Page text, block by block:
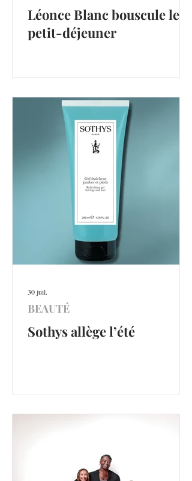
Léonce Blanc bouscule le
petit-déjeuner
Sothys allège l’été
BEAUTÉ
30 juil.